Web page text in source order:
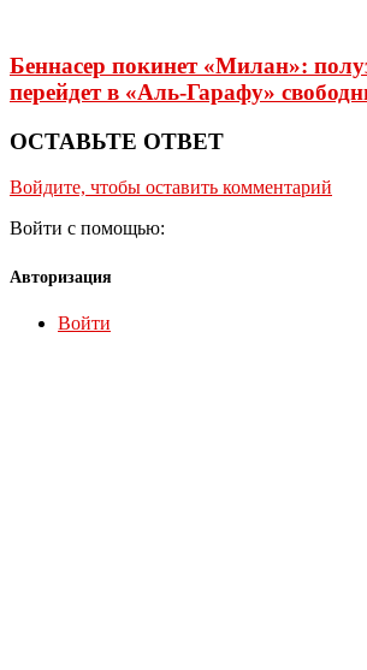
Беннасер покинет «Милан»:
перейдет в «Аль-Гарафу»
ОСТАВЬТЕ ОТВЕТ
Войдите, чтобы оставить комментарий
Войти с помощью:
Авторизация
Войти